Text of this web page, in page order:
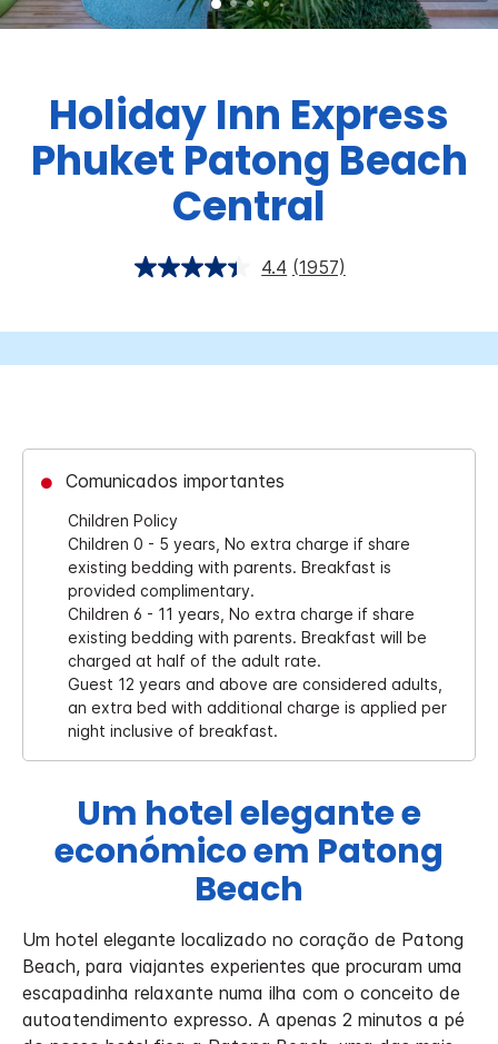
Holiday Inn Express
Phuket Patong Beach
Central
4.4 (1957)
Comunicados importantes
Children Policy
Children 0 - 5 years, No extra charge if share
existing bedding with parents. Breakfast is
provided complimentary.
Children 6 - 11 years, No extra charge if share
existing bedding with parents. Breakfast will be
charged at half of the adult rate.
Guest 12 years and above are considered adults,
an extra bed with additional charge is applied per
night inclusive of breakfast.
Um hotel elegante e
económico em Patong
Beach
Um hotel elegante localizado no coração de Patong
Beach, para viajantes experientes que procuram uma
escapadinha relaxante numa ilha com o conceito de
autoatendimento expresso. A apenas 2 minutos a pé